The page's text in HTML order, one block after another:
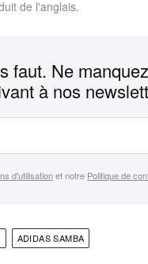
de l'anglais.
faut. Ne
à nos
d'utilisationet notre Politique de
ADIDAS SAMBA